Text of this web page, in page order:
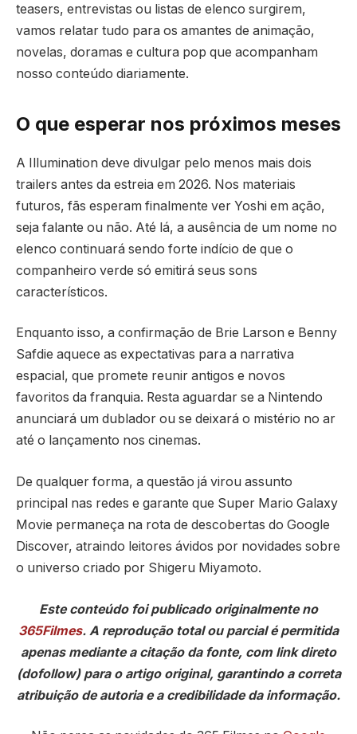
teasers, entrevistas ou listas de elenco surgirem,
vamos relatar tudo para os amantes de animação,
novelas, doramas e cultura pop que acompanham
nosso conteúdo diariamente.
O que esperar nos próximos meses
A Illumination deve divulgar pelo menos mais dois
trailers antes da estreia em 2026. Nos materiais
futuros, fãs esperam finalmente ver Yoshi em ação,
seja falante ou não. Até lá, a ausência de um nome no
elenco continuará sendo forte indício de que o
companheiro verde só emitirá seus sons
característicos.
Enquanto isso, a confirmação de Brie Larson e Benny
Safdie aquece as expectativas para a narrativa
espacial, que promete reunir antigos e novos
favoritos da franquia. Resta aguardar se a Nintendo
anunciará um dublador ou se deixará o mistério no ar
até o lançamento nos cinemas.
De qualquer forma, a questão já virou assunto
principal nas redes e garante que Super Mario Galaxy
Movie permaneça na rota de descobertas do Google
Discover, atraindo leitores ávidos por novidades sobre
o universo criado por Shigeru Miyamoto.
Este conteúdo foi publicado originalmente no
365Filmes. A reprodução total ou parcial é permitida
apenas mediante a citação da fonte, com link direto
(dofollow) para o artigo original, garantindo a correta
atribuição de autoria e a credibilidade da informação.